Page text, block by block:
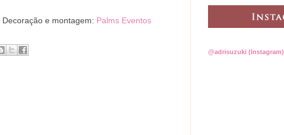
Decoração e montagem: Palms Eventos
@adrisuzuki (Instagram)